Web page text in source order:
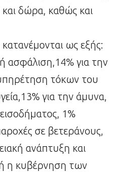
δώρα, καθώς και
ως εξής:
ασφάλιση,14% για την
τόκων του
για την άμυνα,
1%
σε βετεράνους,
ανάπτυξη και
η κυβέρνηση των